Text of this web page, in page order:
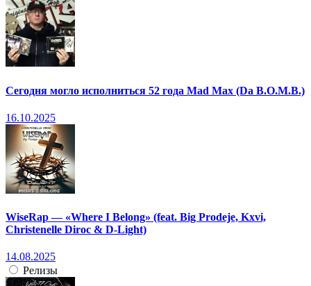
Сегодня могло исполниться 52 года Mad Max (Da B.O.M.B.)
16.10.2025
WiseRap — «Where I Belong» (feat. Big Prodeje, Kxvi,
Christenelle Diroc & D-Light)
14.08.2025
Релизы